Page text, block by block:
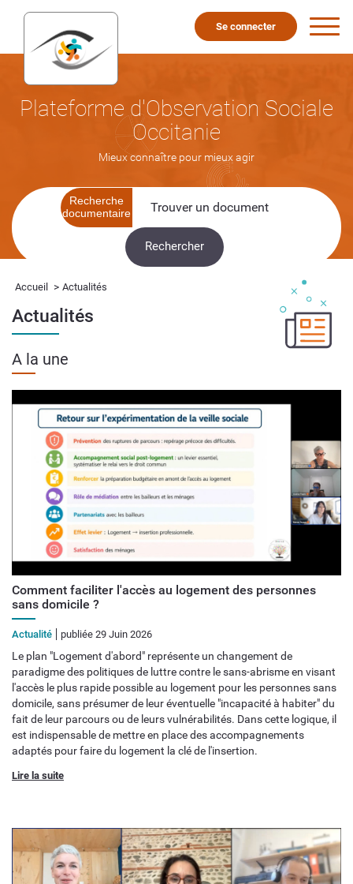
Se connecter
Plateforme d'Observation Sociale
Occitanie
Mieux connaître pour mieux agir
Recherche
documentaire
Accueil > Actualités
Actualités
A la une
Comment faciliter l'accès au logement des personnes
sans domicile ?
Actualité publiée 29 Juin 2026
Le plan "Logement d'abord" représente un changement de
paradigme des politiques de luttre contre le sans-abrisme en visant
l'accès le plus rapide possible au logement pour les personnes sans
domicile, sans présumer de leur éventuelle "incapacité à habiter" du
fait de leur parcours ou de leurs vulnérabilités. Dans cette logique, il
est indispensable de mettre en place des accompagnements
adaptés pour faire du logement la clé de l'insertion.
Lire la suite